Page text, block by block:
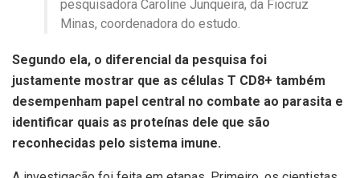
pesquisadora Caroline Junqueira, da Fiocruz
Minas, coordenadora do estudo.
Segundo ela, o diferencial da pesquisa foi
justamente mostrar que as células T CD8+ também
desempenham papel central no combate ao parasita e
identificar quais as proteínas dele que são
reconhecidas pelo sistema imune.